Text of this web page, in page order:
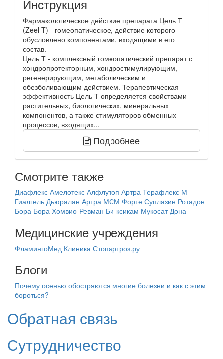
Инструкция
Фармакологическое действие препарата Цель Т
(Zeel T) - гомеопатическое, действие которого
обусловлено компонентами, входящими в его
состав.
Цель Т - комплексный гомеопатический препарат с
хондропротекторным, хондростимулирующим,
регенерирующим, метаболическим и
обезболивающим действием. Терапевтическая
эффективность Цель Т определяется свойствами
растительных, биологических, минеральных
компонентов, а также стимуляторов обменных
процессов, входящих...
Подробнее
Смотрите также
Диафлекс Амелотекс Алфлутоп Артра Терафлекс М
Гиалгель Дьюралан Артра МСМ Форте Суплазин Ротадон
Бора Бора Хомвио-Ревман Би-ксикам Мукосат Дона
Медицинские учреждения
ФламингоМед Клиника Стопартроз.ру
Блоги
Почему осенью обостряются многие болезни и как с этим
бороться?
Обратная связь
Сутрудничество